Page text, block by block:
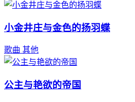
小金井庄与金色的扬羽蝶
歌曲 其他
公主与艳欲的帝国